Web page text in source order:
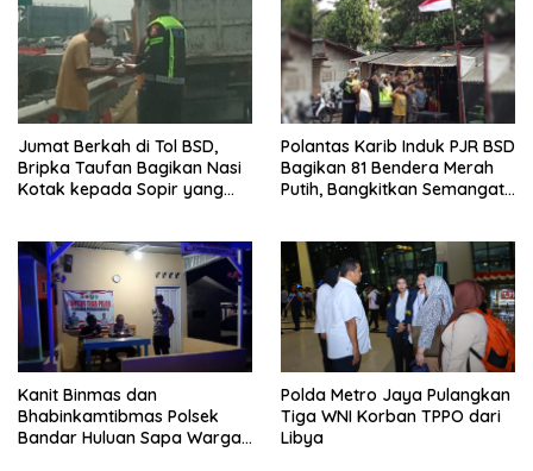
Jumat Berkah di Tol BSD,
Bripka Taufan Bagikan Nasi
Kotak kepada Sopir yang
Polantas Karib Induk PJR BSD
Bagikan 81 Bendera Merah
Putih, Bangkitkan Semangat
Kanit Binmas dan
Bhabinkamtibmas Polsek
Bandar Huluan Sapa Warga
Polda Metro Jaya Pulangkan
Tiga WNI Korban TPPO dari
Libya